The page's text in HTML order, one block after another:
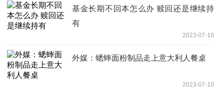
基金长期不回本怎么办 赎回还是继续持
有
2023-07-10
外媒：蟋蟀面粉制品走上意大利人餐桌
2023-07-10